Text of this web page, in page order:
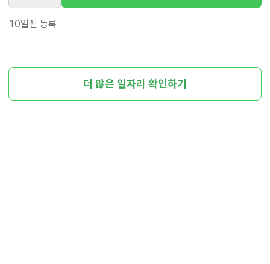
10일전 등록
더 많은 일자리 확인하기